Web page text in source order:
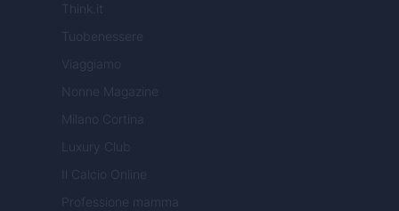
Think.it
Tuobenessere
Viaggiamo
Nonne Magazine
Milano Cortina
Luxury Club
Il Calcio Online
Professione mamma